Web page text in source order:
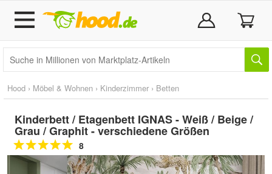
Hood › Möbel & Wohnen › Kinderzimmer › Betten
Kinderbett / Etagenbett IGNAS - Weiß / Beige /
Grau / Graphit - verschiedene Größen
8